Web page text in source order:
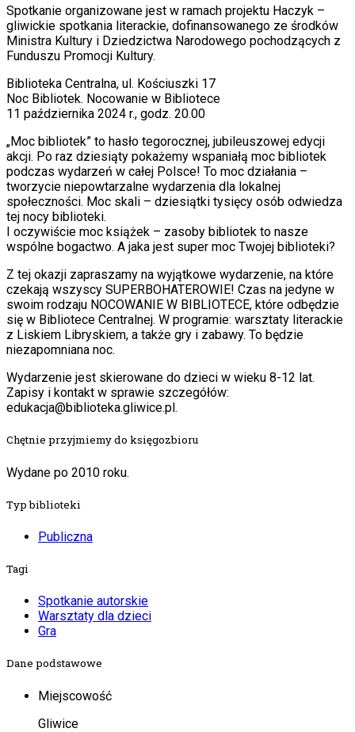
Spotkanie organizowane jest w ramach projektu Haczyk –
gliwickie spotkania literackie, dofinansowanego ze środków
Ministra Kultury i Dziedzictwa Narodowego pochodzących z
Funduszu Promocji Kultury.
Biblioteka Centralna, ul. Kościuszki 17
Noc Bibliotek. Nocowanie w Bibliotece
11 października 2024 r., godz. 20.00
„Moc bibliotek” to hasło tegorocznej, jubileuszowej edycji
akcji. Po raz dziesiąty pokażemy wspaniałą moc bibliotek
podczas wydarzeń w całej Polsce! To moc działania –
tworzycie niepowtarzalne wydarzenia dla lokalnej
społeczności. Moc skali – dziesiątki tysięcy osób odwiedza
tej nocy biblioteki.
I oczywiście moc książek – zasoby bibliotek to nasze
wspólne bogactwo. A jaka jest super moc Twojej biblioteki?
Z tej okazji zapraszamy na wyjątkowe wydarzenie, na które
czekają wszyscy SUPERBOHATEROWIE! Czas na jedyne w
swoim rodzaju NOCOWANIE W BIBLIOTECE, które odbędzie
się w Bibliotece Centralnej. W programie: warsztaty literackie
z Liskiem Libryskiem, a także gry i zabawy. To będzie
niezapomniana noc.
Wydarzenie jest skierowane do dzieci w wieku 8-12 lat.
Zapisy i kontakt w sprawie szczegółów:
edukacja@biblioteka.gliwice.pl.
Chętnie przyjmiemy do księgozbioru
Wydane po 2010 roku.
Typ biblioteki
Publiczna
Tagi
Spotkanie autorskie
Warsztaty dla dzieci
Gra
Dane podstawowe
Miejscowość
Gliwice